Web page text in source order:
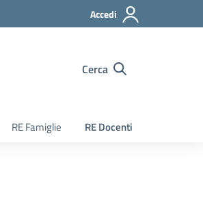
Accedi
Cerca
RE Famiglie RE Docenti